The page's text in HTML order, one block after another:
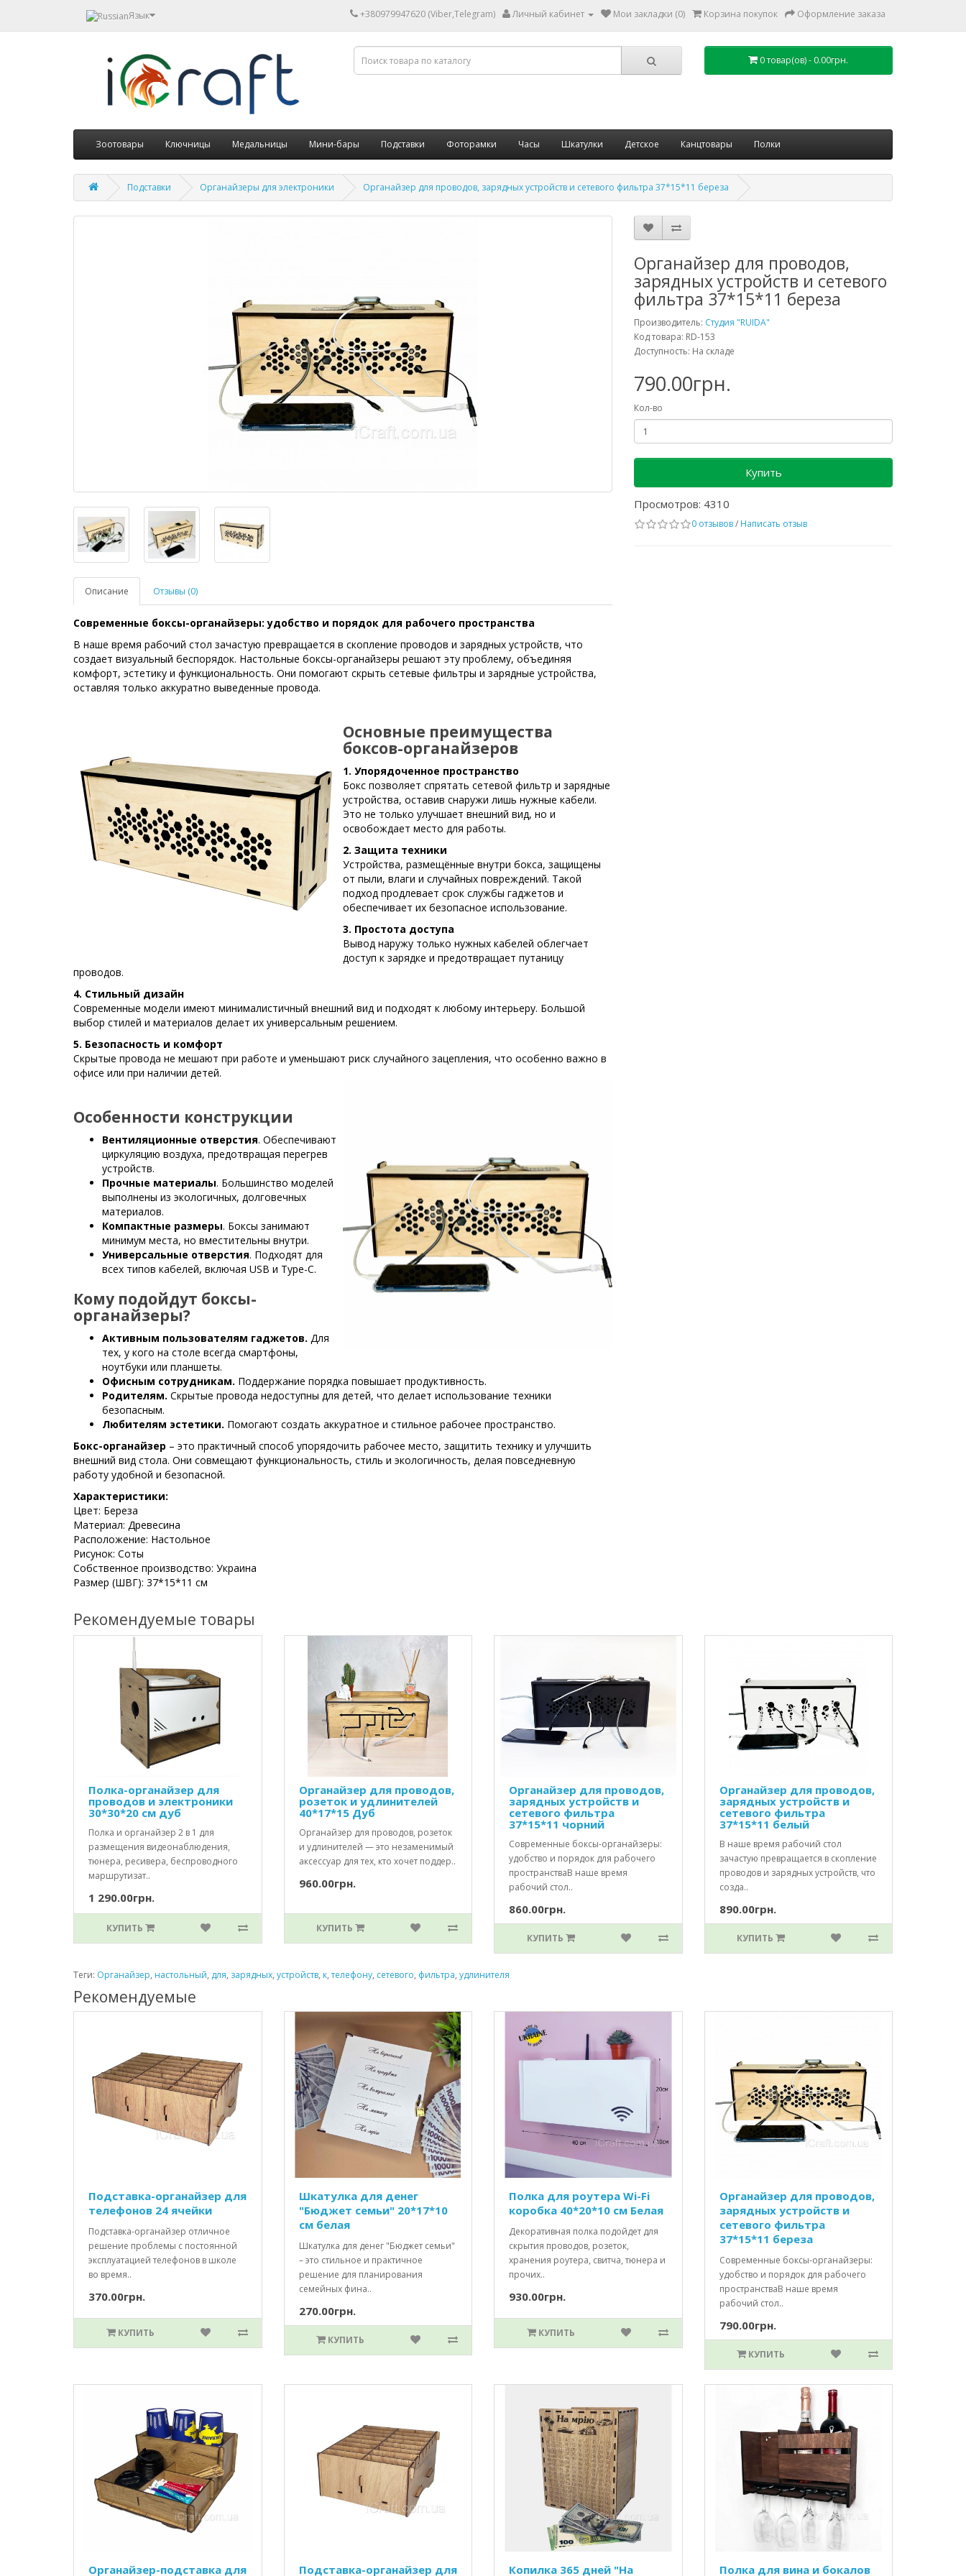
Язык +380979947620 (Viber,Telegram) Личный кабинет Мои закладки (0) Корзина покупок Оформление заказа
0 товар(ов) - 0.00грн.
Зоотовары Ключницы Медальницы Мини-бары Подставки Фоторамки Часы Шкатулки Детское Канцтовары Полки
Подставки Органайзеры для электроники Органайзер для проводов, зарядных устройств и сетевого фильтра 37*15*11 береза
Описание Отзывы (0)
Современные боксы-органайзеры: удобство и порядок для рабочего пространства
В наше время рабочий стол зачастую превращается в скопление проводов и зарядных устройств, что
создает визуальный беспорядок. Настольные боксы-органайзеры решают эту проблему, объединяя
комфорт, эстетику и функциональность. Они помогают скрыть сетевые фильтры и зарядные устройства,
оставляя только аккуратно выведенные провода.
Основные преимущества
боксов-органайзеров
1. Упорядоченное пространство
Бокс позволяет спрятать сетевой фильтр и зарядные
устройства, оставив снаружи лишь нужные кабели.
Это не только улучшает внешний вид, но и
освобождает место для работы.
2. Защита техники
Устройства, размещённые внутри бокса, защищены
от пыли, влаги и случайных повреждений. Такой
подход продлевает срок службы гаджетов и
обеспечивает их безопасное использование.
3. Простота доступа
Вывод наружу только нужных кабелей облегчает
доступ к зарядке и предотвращает путаницу
проводов.
4. Стильный дизайн
Современные модели имеют минималистичный внешний вид и подходят к любому интерьеру. Большой
выбор стилей и материалов делает их универсальным решением.
5. Безопасность и комфорт
Скрытые провода не мешают при работе и уменьшают риск случайного зацепления, что особенно важно в
офисе или при наличии детей.
Особенности конструкции
Вентиляционные отверстия. Обеспечивают
циркуляцию воздуха, предотвращая перегрев
устройств.
Прочные материалы. Большинство моделей
выполнены из экологичных, долговечных
материалов.
Компактные размеры. Боксы занимают
минимум места, но вместительны внутри.
Универсальные отверстия. Подходят для
всех типов кабелей, включая USB и Type-C.
Кому подойдут боксы-
органайзеры?
Активным пользователям гаджетов. Для
тех, у кого на столе всегда смартфоны,
ноутбуки или планшеты.
Офисным сотрудникам. Поддержание порядка повышает продуктивность.
Родителям. Скрытые провода недоступны для детей, что делает использование техники
безопасным.
Любителям эстетики. Помогают создать аккуратное и стильное рабочее пространство.
Бокс-органайзер – это практичный способ упорядочить рабочее место, защитить технику и улучшить
внешний вид стола. Они совмещают функциональность, стиль и экологичность, делая повседневную
работу удобной и безопасной.
Характеристики:
Цвет: Береза
Материал: Древесина
Расположение: Настольное
Рисунок: Соты
Собственное производство: Украина
Размер (ШВГ): 37*15*11 см
Органайзер для проводов,
зарядных устройств и сетевого
фильтра 37*15*11 береза
Производитель: Студия "RUIDA"
Код товара: RD-153
Доступность: На складе
790.00грн.
Кол-во
Купить
Просмотров: 4310
0 отзывов/ Написать отзыв
Рекомендуемые товары
Полка-органайзер для
проводов и электроники
30*30*20 см дуб
Полка и органайзер 2 в 1 для
размещения видеонаблюдения,
тюнера, ресивера, беспроводного
маршрутизат..
1 290.00грн.
КУПИТЬ
Органайзер для проводов,
розеток и удлинителей
40*17*15 Дуб
Органайзер для проводов, розеток
и удлинителей — это незаменимый
аксессуар для тех, кто хочет поддер..
960.00грн.
КУПИТЬ
Органайзер для проводов,
зарядных устройств и
сетевого фильтра
37*15*11 чорний
Современные боксы-органайзеры:
удобство и порядок для рабочего
пространстваВ наше время
рабочий стол..
860.00грн.
КУПИТЬ
Органайзер для проводов,
зарядных устройств и
сетевого фильтра
37*15*11 белый
В наше время рабочий стол
зачастую превращается в скопление
проводов и зарядных устройств, что
созда..
890.00грн.
КУПИТЬ
Теги: Органайзер, настольный, для, зарядных, устройств, к,телефону, сетевого, фильтра, удлинителя
Рекомендуемые
Подставка-органайзер для
телефонов 24 ячейки
Подставка-органайзер отличное
решение проблемы с постоянной
эксплуатацией телефонов в школе
во время..
370.00грн.
КУПИТЬ
Шкатулка для денег
"Бюджет семьи" 20*17*10
см белая
Шкатулка для денег "Бюджет семьи"
– это стильное и практичное
решение для планирования
семейных фина..
270.00грн.
КУПИТЬ
Полка для роутера Wi-Fi
коробка 40*20*10 см Белая
Декоративная полка подойдет для
скрытия проводов, розеток,
хранения роутера, свитча, тюнера и
прочих..
930.00грн.
КУПИТЬ
Органайзер для проводов,
зарядных устройств и
сетевого фильтра
37*15*11 береза
Современные боксы-органайзеры:
удобство и порядок для рабочего
пространстваВ наше время
рабочий стол..
790.00грн.
КУПИТЬ
Органайзер-подставка для Подставка-органайзер для Копилка 365 дней "На Полка для вина и бокалов